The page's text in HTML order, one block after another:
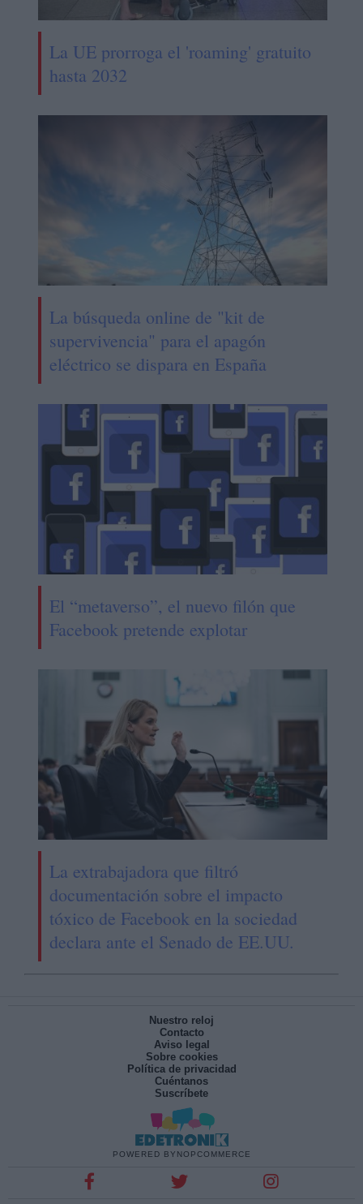
La UE prorroga el 'roaming' gratuito
hasta 2032
La búsqueda online de "kit de
supervivencia" para el apagón
eléctrico se dispara en España
El “metaverso”, el nuevo filón que
Facebook pretende explotar
La extrabajadora que filtró
documentación sobre el impacto
tóxico de Facebook en la sociedad
declara ante el Senado de EE.UU.
Nuestro reloj
Contacto
Aviso legal
Sobre cookies
Política de privacidad
Cuéntanos
Suscríbete
POWERED BY NOPCOMMERCE